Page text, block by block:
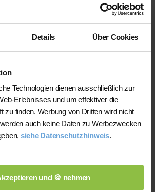
Details Über Cookies
Technologien dienen ausschließlich zur
Erlebnisses und um effektiver die
zu finden. Werbung von Dritten wird nicht
auch keine Daten zu Werbezwecken
siehe Datenschutzhinweis.
und 🍪 nehmen
vor der
geprüft werden.
unterstützt Sie dabei,
eine zu Ihrem Bedarf
zu finden. Bei einem
Sie auf Wunsch bei der
einer anderen Lehrkraft
werden.
eigenständig.
Lehrkraft stimmt Lernziele,